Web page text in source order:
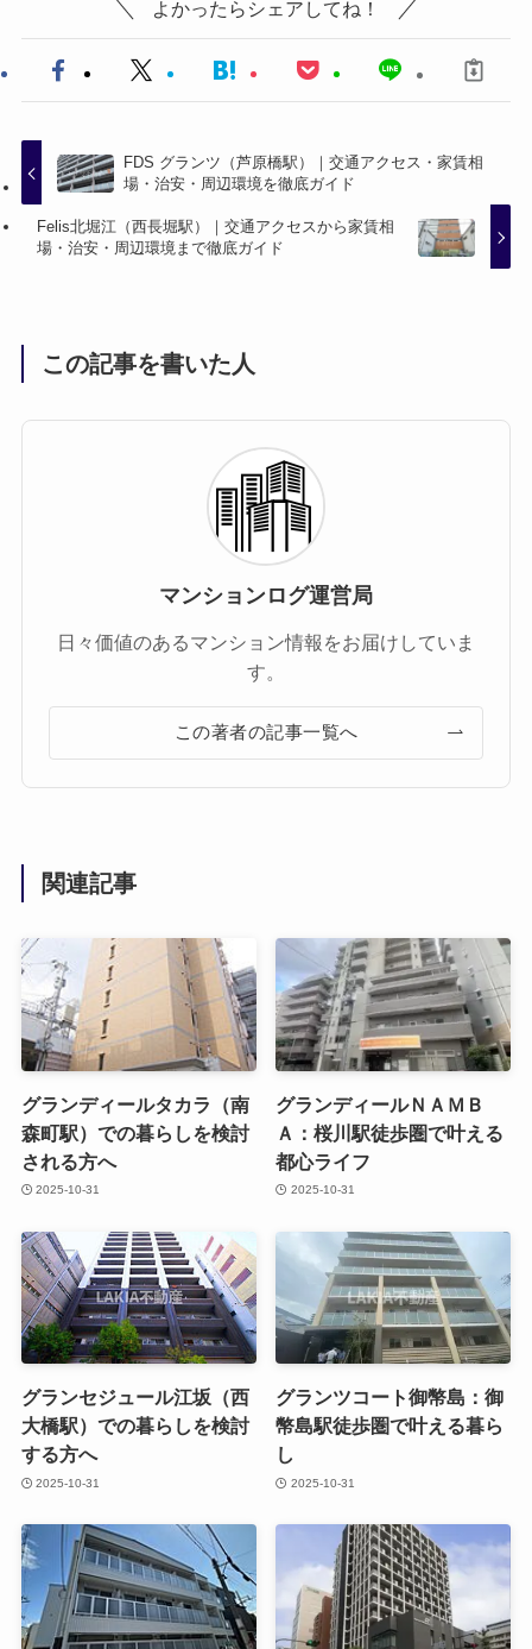
よかったらシェアしてね！
FDS グランツ（芦原橋駅）｜交通アクセス・家賃相
場・治安・周辺環境を徹底ガイド
Felis北堀江（西長堀駅）｜交通アクセスから家賃相
場・治安・周辺環境まで徹底ガイド
この記事を書いた人
マンションログ運営局
日々価値のあるマンション情報をお届けしていま
す。
この著者の記事一覧へ
関連記事
グランディールタカラ（南
森町駅）での暮らしを検討
される方へ
2025-10-31
グランディールＮＡＭＢ
Ａ：桜川駅徒歩圏で叶える
都心ライフ
2025-10-31
グランセジュール江坂（西
大橋駅）での暮らしを検討
する方へ
2025-10-31
グランツコート御幣島：御
幣島駅徒歩圏で叶える暮ら
し
2025-10-31